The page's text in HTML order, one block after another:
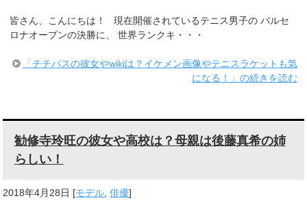
皆さん、こんにちは！ 現在開催されているテニス男子の バルセ
ロナオープンの決勝に、 世界ランクキ・・・
「チチパスの彼女やwikiは？イケメン画像やテニスラケットも気
になる！」の続きを読む
勧修寺玲旺の彼女や高校は？母親は後藤真希の姉
らしい！
2018年4月28日 [モデル,俳優]